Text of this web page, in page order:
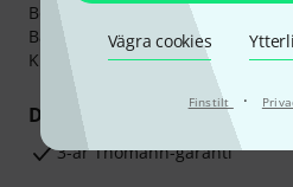
Vägra cookies
Finstilt ·
Betalningen kan göras tryggt och
Banköverföring, PayPal,
Klarna
Kreditkort.
Dina fördelar
3-år Thomann-garanti